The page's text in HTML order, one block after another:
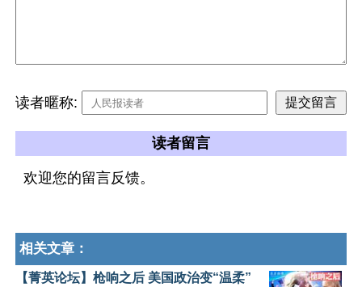
读者暱称:
读者留言
欢迎您的留言反馈。
相关文章：
【菁英论坛】枪响之后 美国政治变“温柔”